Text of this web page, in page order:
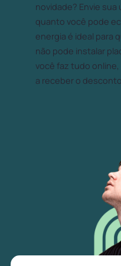
novidade? Envie
quanto você pode
energia é ideal para
não pode instalar
você faz tudo
a receber o